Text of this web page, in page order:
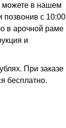
можете в нашем
позвонив с 10:00
в арочной раме
и
При заказе
бесплатно.